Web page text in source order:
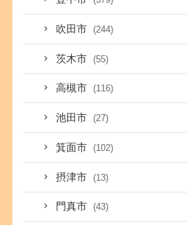
吹田市 (244)
茨木市 (55)
高槻市 (116)
池田市 (27)
箕面市 (102)
摂津市 (13)
門真市 (43)